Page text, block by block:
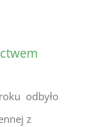
odbyło
z